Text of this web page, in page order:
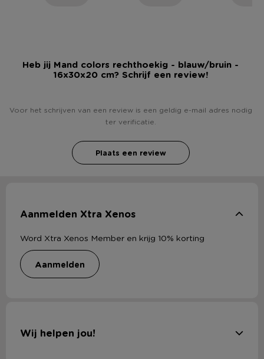
Heb jij Mand colors rechthoekig - blauw/bruin -
16x30x20 cm? Schrijf een review!
Voor het schrijven van een review is een geldig e-mail adres nodig
ter verificatie.
Plaats een review
Aanmelden Xtra Xenos
Word Xtra Xenos Member en krijg 10% korting
aanmelden
Wij helpen jou!